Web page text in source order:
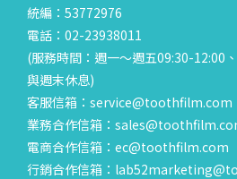
統編：53772976
電話：02-23938011
(服務時間：週一～週五09:30-12:00
與週末休息)
客服信箱：service@toothfilm.com
業務合作信箱：
電商合作信箱：ec@toothfilm.com
行銷合作信箱：